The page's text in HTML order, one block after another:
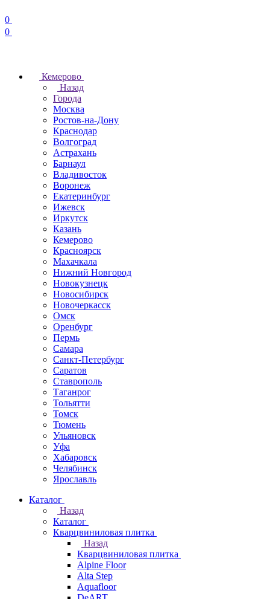
0
0
Кемерово
Назад
Города
Москва
Ростов-на-Дону
Краснодар
Волгоград
Астрахань
Барнаул
Владивосток
Воронеж
Екатеринбург
Ижевск
Иркутск
Казань
Кемерово
Красноярск
Махачкала
Нижний Новгород
Новокузнецк
Новосибирск
Новочеркаcск
Омск
Оренбург
Пермь
Самара
Санкт-Петербург
Саратов
Ставрополь
Таганрог
Тольятти
Томск
Тюмень
Ульяновск
Уфа
Хабаровск
Челябинск
Ярославль
Каталог
Назад
Каталог
Кварцвиниловая плитка
Назад
Кварцвиниловая плитка
Alpine Floor
Alta Step
Aquafloor